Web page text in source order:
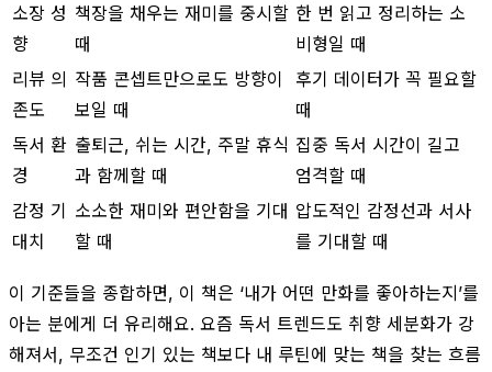
소장 성
향
책장을 채우는 재미를 중시할
때
한 번 읽고 정리하는 소
비형일 때
리뷰 의
존도
작품 콘셉트만으로도 방향이
보일 때
후기 데이터가 꼭 필요할
때
독서 환
경
출퇴근, 쉬는 시간, 주말 휴식
과 함께할 때
집중 독서 시간이 길고
엄격할 때
감정 기
대치
소소한 재미와 편안함을 기대
할 때
압도적인 감정선과 서사
를 기대할 때
이 기준들을 종합하면, 이 책은 ‘내가 어떤 만화를 좋아하는지’를
아는 분에게 더 유리해요. 요즘 독서 트렌드도 취향 세분화가 강
해져서, 무조건 인기 있는 책보다 내 루틴에 맞는 책을 찾는 흐름